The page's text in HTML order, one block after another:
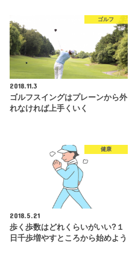
ゴルフ
2018.11.3
ゴルフスイングはプレーンから外
れなければ上手くいく
健康
2018.5.21
歩く歩数はどれくらいがいい?１
日千歩増やすところから始めよう